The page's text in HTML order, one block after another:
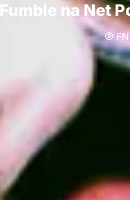
Fumble na Net